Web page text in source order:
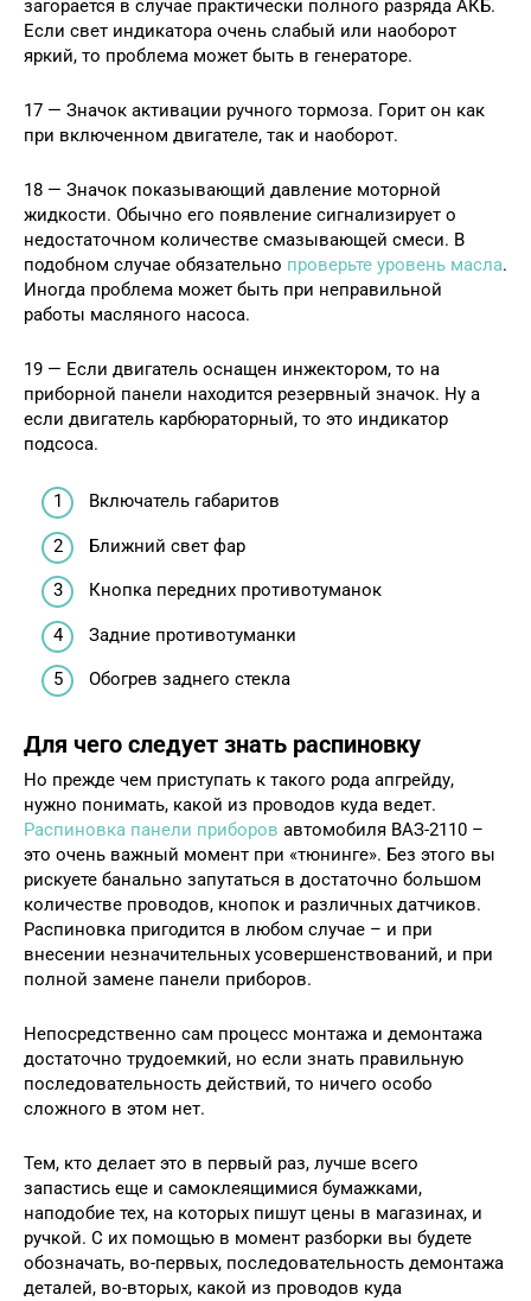
загорается в случае практически полного разряда АКБ.
Если свет индикатора очень слабый или наоборот
яркий, то проблема может быть в генераторе.
17 — Значок активации ручного тормоза. Горит он как
при включенном двигателе, так и наоборот.
18 — Значок показывающий давление моторной
жидкости. Обычно его появление сигнализирует о
недостаточном количестве смазывающей смеси. В
подобном случае обязательно проверьте уровень масла.
Иногда проблема может быть при неправильной
работы масляного насоса.
19 — Если двигатель оснащен инжектором, то на
приборной панели находится резервный значок. Ну а
если двигатель карбюраторный, то это индикатор
подсоса.
Включатель габаритов
Ближний свет фар
Кнопка передних противотуманок
Задние противотуманки
Обогрев заднего стекла
Для чего следует знать распиновку
Но прежде чем приступать к такого рода апгрейду,
нужно понимать, какой из проводов куда ведет.
Распиновка панели приборов автомобиля ВАЗ-2110 –
это очень важный момент при «тюнинге». Без этого вы
рискуете банально запутаться в достаточно большом
количестве проводов, кнопок и различных датчиков.
Распиновка пригодится в любом случае – и при
внесении незначительных усовершенствований, и при
полной замене панели приборов.
Непосредственно сам процесс монтажа и демонтажа
достаточно трудоемкий, но если знать правильную
последовательность действий, то ничего особо
сложного в этом нет.
Тем, кто делает это в первый раз, лучше всего
запастись еще и самоклеящимися бумажками,
наподобие тех, на которых пишут цены в магазинах, и
ручкой. С их помощью в момент разборки вы будете
обозначать, во-первых, последовательность демонтажа
деталей, во-вторых, какой из проводов куда